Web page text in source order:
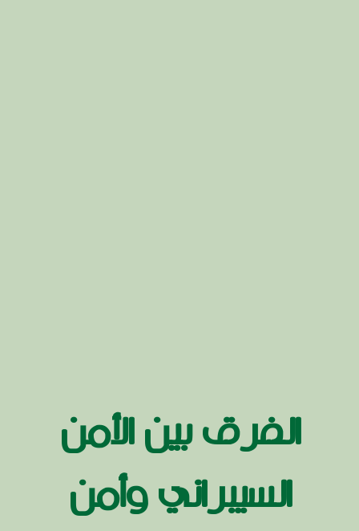
الفرق بين الأمن
السيبراني وأمن